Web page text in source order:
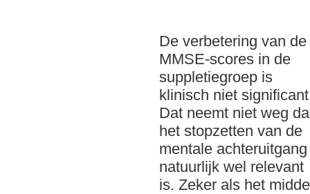
De verbetering van de
MMSE-scores in de
suppletiegroep is
klinisch niet
Dat neemt niet weg
het stopzetten van de
mentale achteruitgang
natuurlijk wel relevant
is. Zeker als het